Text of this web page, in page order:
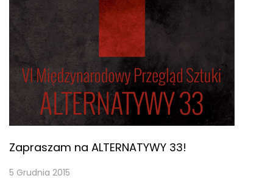
Zapraszam na ALTERNATYWY 33!
5 Grudnia 2015